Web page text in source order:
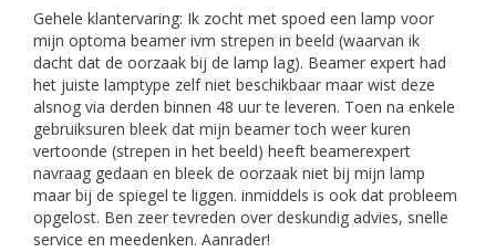
Gehele klantervaring: Ik zocht met spoed een lamp voor
mijn optoma beamer ivm strepen in beeld (waarvan ik
dacht dat de oorzaak bij de lamp lag). Beamer expert had
het juiste lamptype zelf niet beschikbaar maar wist deze
alsnog via derden binnen 48 uur te leveren. Toen na enkele
gebruiksuren bleek dat mijn beamer toch weer kuren
vertoonde (strepen in het beeld) heeft beamerexpert
navraag gedaan en bleek de oorzaak niet bij mijn lamp
maar bij de spiegel te liggen. inmiddels is ook dat probleem
opgelost. Ben zeer tevreden over deskundig advies, snelle
service en meedenken. Aanrader!